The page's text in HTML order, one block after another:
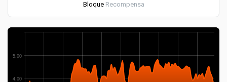
Bloque Recompensa
4.00
5.00